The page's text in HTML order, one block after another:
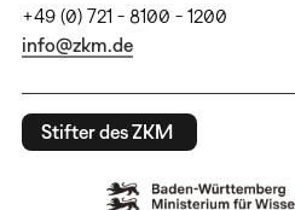
+49 (0) 721 - 8100 - 1200
info@zkm.de
Stifter des ZKM